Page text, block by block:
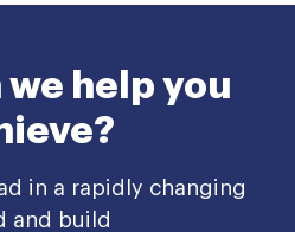
we help you
in a rapidly changing
and build